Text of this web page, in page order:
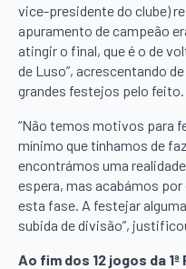
vice-presidente do clube)
apuramento de campeão
atingir o final, que é o de
de Luso”, acrescentando
grandes festejos pelo feito.
“Não temos motivos para
mínimo que tínhamos de
encontrámos uma
espera, mas acabámos
esta fase. A festejar
subida de divisão”,
Ao fim dos 12 jogos da